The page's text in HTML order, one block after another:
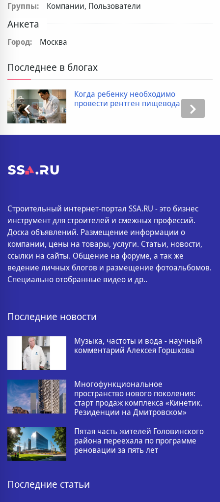
Группы:
Компании, Пользователи
Анкета
Город: Москва
Последнее в блогах
Когда ребенку необходимо
провести рентген пищевода
Строительный интернет-портал SSA.RU - это бизнес
инструмент для строителей и смежных профессий.
Доска объявлений. Размещение информации о
компании, цены на товары, услуги. Статьи, новости,
ссылки на сайты. Общение на форуме, а так же
ведение личных блогов и размещение фотоальбомов.
Специально отобранные видео и др..
Последние новости
Музыка, частоты и вода - научный
комментарий Алексея Горшкова
Многофункциональное
пространство нового поколения:
старт продаж комплекса «Кинетик.
Резиденции на Дмитровском»
Пятая часть жителей Головинского
района переехала по программе
реновации за пять лет
Последние статьи